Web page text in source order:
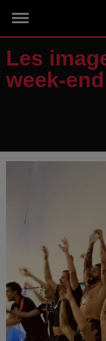
Les
week-